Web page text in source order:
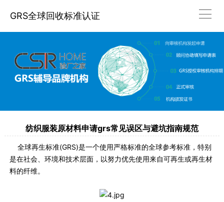
GRS全球回收标准认证
纺织服装原材料申请grs常见误区与避坑指南规范
全球再生标准(GRS)是一个使用严格标准的全球参考标准，特别
是在社会、环境和技术层面，以努力优先使用来自可再生或再生材
料的纤维。